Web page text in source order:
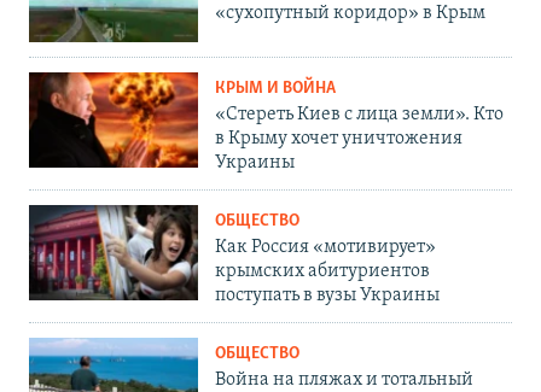
«сухопутный коридор» в Крым
КРЫМ И ВОЙНА
«Стереть Киев с лица земли». Кто
в Крыму хочет уничтожения
Украины
ОБЩЕСТВО
Как Россия «мотивирует»
крымских абитуриентов
поступать в вузы Украины
ОБЩЕСТВО
Война на пляжах и тотальный